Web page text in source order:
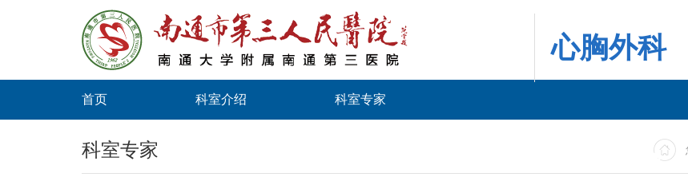
心胸外科
首页 科室介绍 科室专家
科室专家